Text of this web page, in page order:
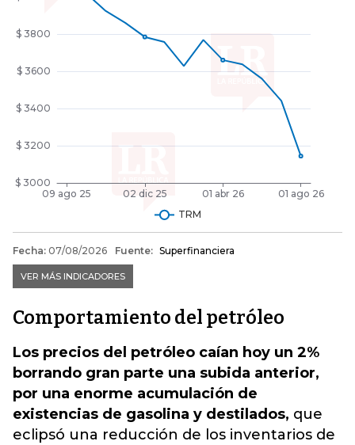
Comportamiento del petróleo
Los precios del petróleo caían hoy un 2%
borrando gran parte una subida anterior,
por una enorme acumulación de
existencias de gasolina y destilados, que
eclipsó una reducción de los inventarios de